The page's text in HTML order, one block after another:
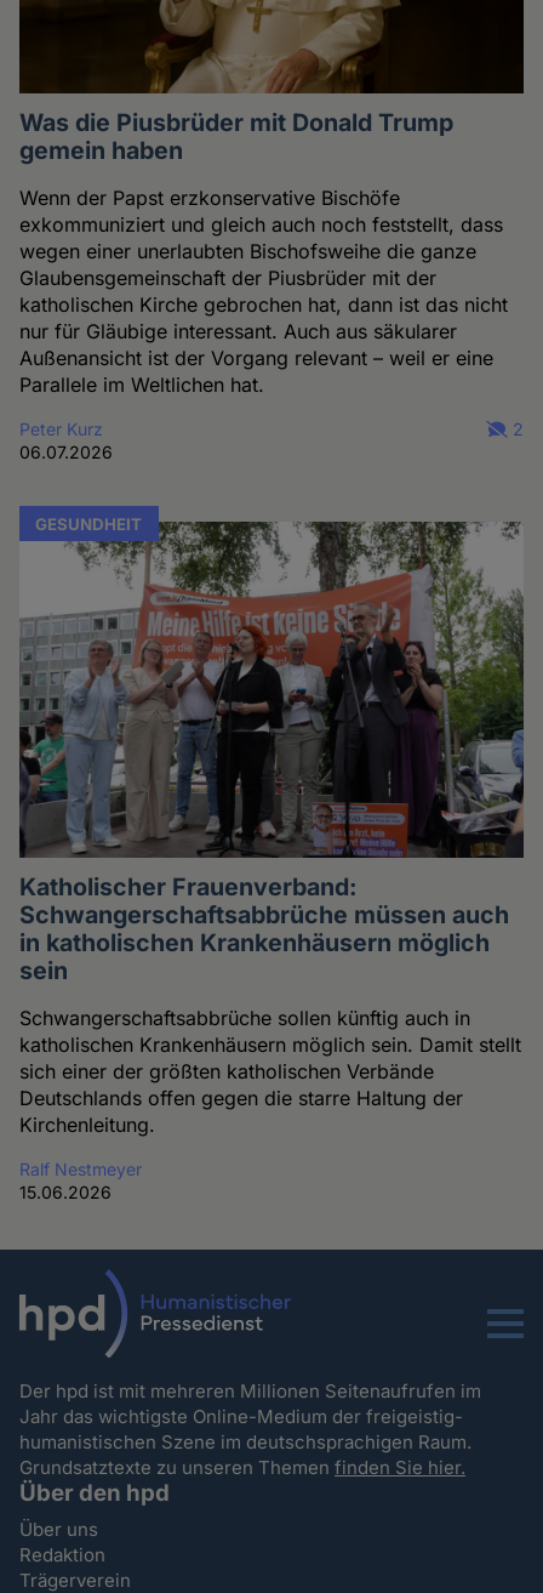
Was die Piusbrüder mit Donald Trump
gemein haben
Wenn der Papst erzkonservative Bischöfe
exkommuniziert und gleich auch noch feststellt, dass
wegen einer unerlaubten Bischofsweihe die ganze
Glaubensgemeinschaft der Piusbrüder mit der
katholischen Kirche gebrochen hat, dann ist das nicht
nur für Gläubige interessant. Auch aus säkularer
Außenansicht ist der Vorgang relevant – weil er eine
Parallele im Weltlichen hat.
Peter Kurz
06.07.2026
2
GESUNDHEIT
Katholischer Frauenverband:
Schwangerschaftsabbrüche müssen auch
in katholischen Krankenhäusern möglich
sein
Schwangerschaftsabbrüche sollen künftig auch in
katholischen Krankenhäusern möglich sein. Damit stellt
sich einer der größten katholischen Verbände
Deutschlands offen gegen die starre Haltung der
Kirchenleitung.
Ralf Nestmeyer
15.06.2026
Menu
Der hpd ist mit mehreren Millionen Seitenaufrufen im
Jahr das wichtigste Online-Medium der freigeistig-
humanistischen Szene im deutschsprachigen Raum.
Grundsatztexte zu unseren Themenfinden Sie hier.
Über den hpd
Über uns
Redaktion
Trägerverein